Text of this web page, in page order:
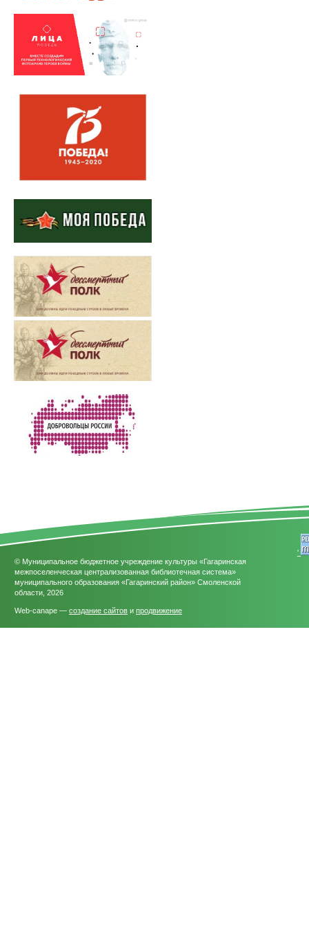
© Муниципальное бюджетное учреждение культуры «Гагаринская
межпоселенческая централизованная библиотечная система»
муниципального образования «Гагаринский район» Смоленской
области, 2026
Web-canape — создание сайтов и продвижение
'